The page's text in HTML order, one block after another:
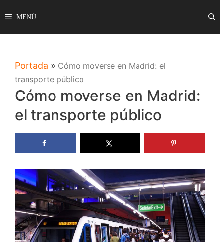
al
contenido
MENÚ
Portada » Cómo moverse en Madrid: el
transporte público
Cómo moverse en Madrid:
el transporte público